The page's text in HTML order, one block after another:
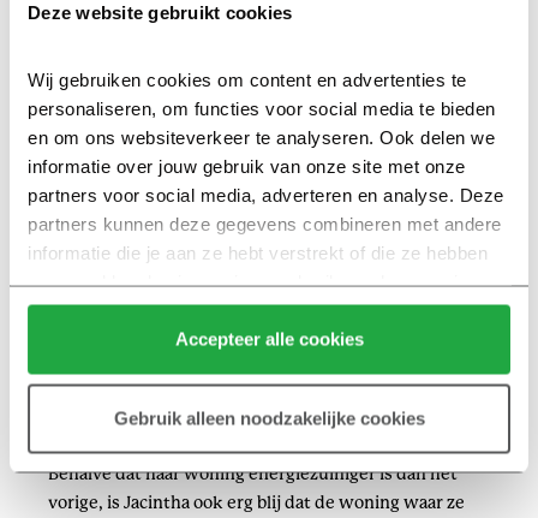
Deze website gebruikt cookies
Wij gebruiken cookies om content en advertenties te
personaliseren, om functies voor social media te bieden
en om ons websiteverkeer te analyseren. Ook delen we
informatie over jouw gebruik van onze site met onze
partners voor social media, adverteren en analyse. Deze
partners kunnen deze gegevens combineren met andere
informatie die je aan ze hebt verstrekt of die ze hebben
verzameld op basis van jouw gebruik van hun services.
Klik hier voor meer informatie over ons cookiebeleid.
Accepteer alle cookies
Gebruik alleen noodzakelijke cookies
Behalve dat haar woning energiezuiniger is dan het
vorige, is Jacintha ook erg blij dat de woning waar ze